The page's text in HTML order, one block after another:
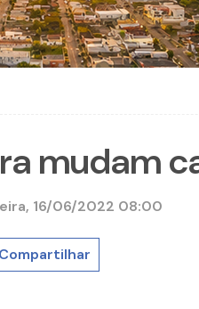
mudam
16/06/2022 08:00
Compartilhar